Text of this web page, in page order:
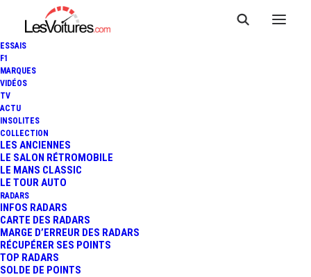
ESSAIS
F1
MARQUES
VIDÉOS
TV
ACTU
INSOLITES
COLLECTION
LES ANCIENNES
LE SALON RÉTROMOBILE
LE MANS CLASSIC
LE TOUR AUTO
RADARS
INFOS RADARS
CARTE DES RADARS
MARGE D’ERREUR DES RADARS
RÉCUPÉRER SES POINTS
TOP RADARS
SOLDE DE POINTS
2040, DATE SOUHAITÉE PAR
LUCA DE MEO POUR
L'INTERDICTION DE LEURS
VENTES EN EUROPE